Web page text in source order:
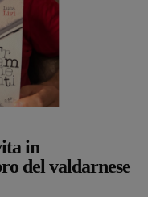
in
del valdarnese